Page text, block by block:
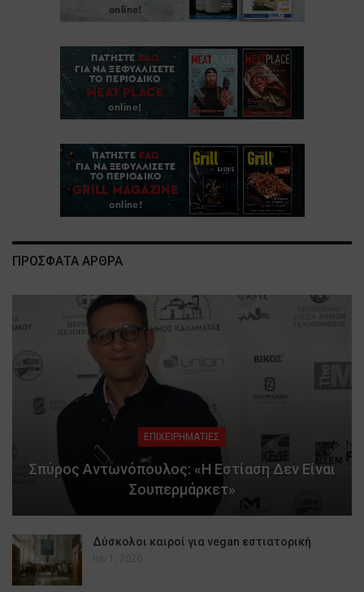
ΠΡΟΣΦΑΤΑ ΑΡΘΡΑ
ΕΠΙΧΕΙΡΗΜΑΤΙΕΣ
Σπύρος Αντωνόπουλος: «Η Εστίαση Δεν Είναι
Σουπερμάρκετ»
Δύσκολοι καιροί για vegan εστιατορική
Ιαν 1, 2026